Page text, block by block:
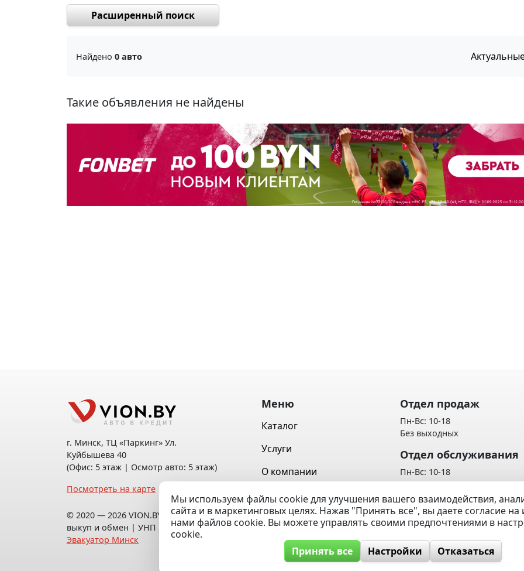
Расширенный поиск
Найдено 0 авто
Такие объявления не найдены
г. Минск, ТЦ «Паркинг» Ул.
Куйбышева 40
(Офис: 5 этаж | Осмотр авто: 5 этаж)
Посмотреть на карте
© 2020 — 2026 VION.BY — Продажа,
выкуп и обмен | УНП 192961100 |
Эвакуатор Минск
Меню
Каталог
Услуги
О компании
Контакты
Вопрос / Ответ
Отдел продаж
Пн-Вс: 10-18
Без выходных
Отдел обслуживания
Пн-Вс: 10-18
Без выходных
Политика обработки
данных
Мы используем файлы cookie для улучшения вашего взаимодействия,
сайта и в маркетинговых целях. Нажав "Принять все", вы даете согласие
нами файлов cookie. Вы можете управлять своими предпочтениями в
cookie.
Принять все
Настройки Отказаться